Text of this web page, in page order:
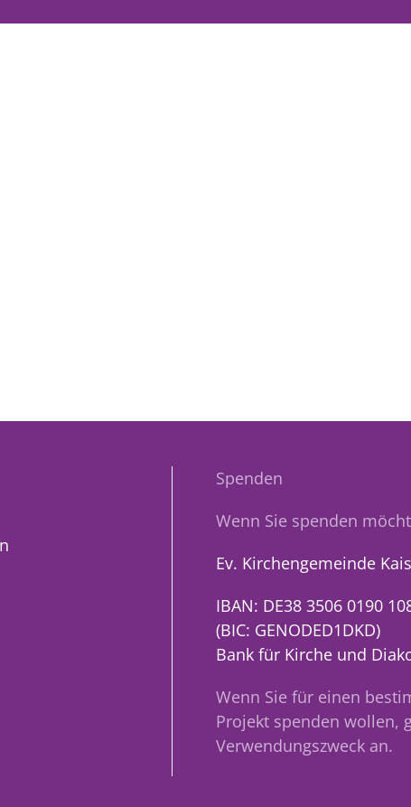
Spenden
Wenn Sie spenden
Ev. Kirchengemeinde
IBAN: DE38 3506 0190
(BIC: GENODED1DKD)
Bank für Kirche und
Wenn Sie für einen
Projekt spenden wollen,
Verwendungszweck an.